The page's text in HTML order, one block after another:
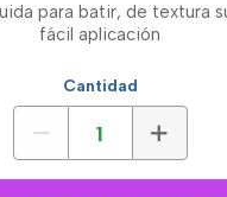
para batir, de textura
fácil aplicación
Cantidad